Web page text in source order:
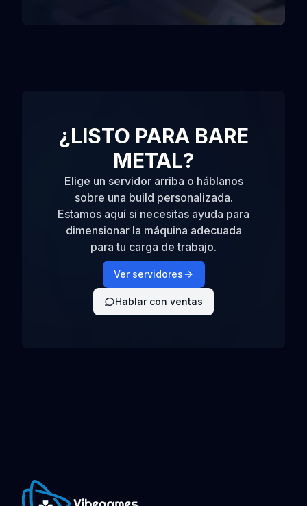
¿LISTO PARA BARE
METAL?
Elige un servidor arriba o háblanos
sobre una build personalizada.
Estamos aquí si necesitas ayuda para
dimensionar la máquina adecuada
para tu carga de trabajo.
Ver servidores
Hablar con ventas